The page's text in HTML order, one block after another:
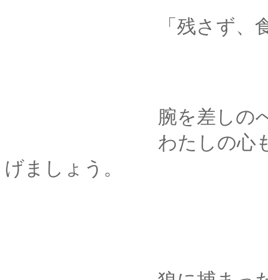
「残さず、食べて
腕を差しのべて、
わたしの心もからだ
げましょう。